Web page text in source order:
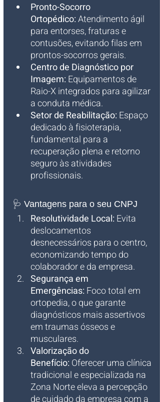
Pronto-Socorro
Ortopédico: Atendimento ágil
para entorses, fraturas e
contusões, evitando filas em
prontos-socorros gerais.
Centro de Diagnóstico por
Imagem: Equipamentos de
Raio-X integrados para agilizar
a conduta médica.
Setor de Reabilitação: Espaço
dedicado à fisioterapia,
fundamental para a
recuperação plena e retorno
seguro às atividades
profissionais.
🩺 Vantagens para o seu CNPJ
Resolutividade Local: Evita
deslocamentos
desnecessários para o centro,
economizando tempo do
colaborador e da empresa.
Segurança em
Emergências: Foco total em
ortopedia, o que garante
diagnósticos mais assertivos
em traumas ósseos e
musculares.
Valorização do
Benefício: Oferecer uma clínica
tradicional e especializada na
Zona Norte eleva a percepção
de cuidado da empresa com a